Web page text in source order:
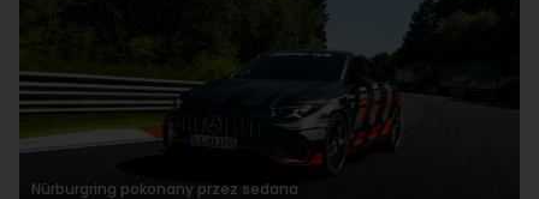
Nürburgring pokonany przez sedana